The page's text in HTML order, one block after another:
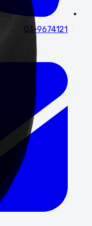
03-9674121